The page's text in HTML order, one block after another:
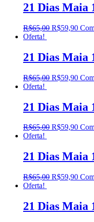
21 Dias Maia
R$65,00 R$59,90
Oferta!
21 Dias Maia
R$65,00 R$59,90
Oferta!
21 Dias Maia
R$65,00 R$59,90
Oferta!
21 Dias Maia
R$65,00 R$59,90
Oferta!
21 Dias Maia